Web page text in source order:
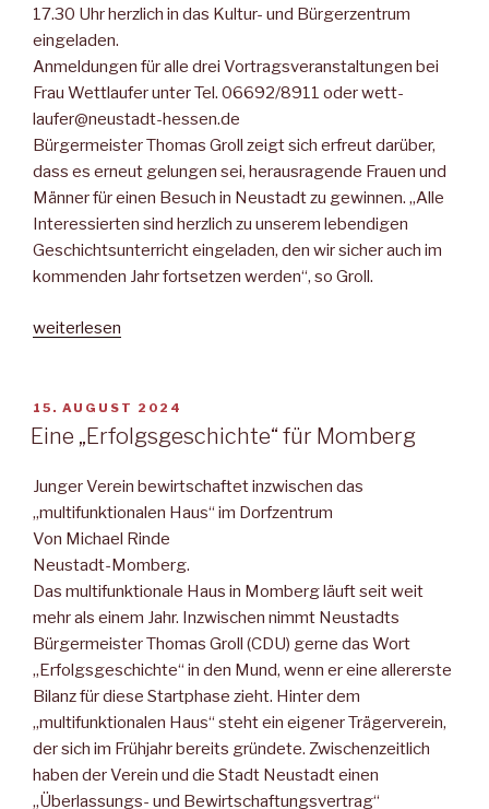
17.30 Uhr herz­lich in das Kultur- und Bürger­zentrum
eingeladen.
Anmeldungen für alle drei Vortrags­veranstaltungen bei
Frau Wettlaufer unter Tel. 06692/8911 oder wett-
laufer@neustadt-hessen.de
Bürgermeister Thomas Groll zeigt sich erfreut darüber,
dass es erneut gelungen sei, herausragende Frauen und
Männer für einen Besuch in Neustadt zu gewinnen. „Alle
Interessierten sind herzlich zu unserem lebendigen
Geschichtsunterricht eingeladen, den wir sicher auch im
kommenden Jahr fortsetzen werden“, so Groll.
„Neustädter
weiterlesen
VERÖFFENTLICHT
AM
15. AUGUST 2024
Eine „Erfolgsgeschichte“ für Momberg
Junger Verein bewirtschaftet inzwischen das
„multifunktionalen Haus“ im Dorfzentrum
Von Michael Rinde
Neustadt-Momberg.
Das multifunktionale Haus in Momberg läuft seit weit
mehr als einem Jahr. Inzwischen nimmt Neustadts
Bürgermeister Thomas Groll (CDU) gerne das Wort
„Erfolgsgeschichte“ in den Mund, wenn er eine allererste
Bilanz für diese Startphase zieht. Hinter dem
„multifunktionalen Haus“ steht ein eigener Trägerverein,
der sich im Frühjahr bereits gründete. Zwischenzeitlich
haben der Verein und die Stadt Neustadt einen
„Überlassungs- und Bewirtschaftungsvertrag“